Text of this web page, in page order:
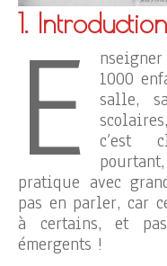
1. Introduction
E
1000
salle,
c’est
pratique avec
pas en parler, car
à certains, et
émergents !